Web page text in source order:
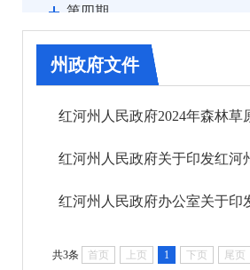
第四期
第五期
第十期
州政府文件
共3条 首页 上页 1 下页 尾页